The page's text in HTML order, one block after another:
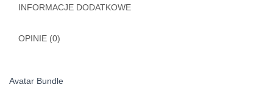
INFORMACJE DODATKOWE
OPINIE (0)
Avatar Bundle